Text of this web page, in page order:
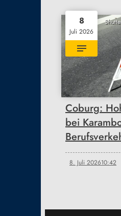
8
Juli 2026
Coburg:
bei
8. Juli 202610:42